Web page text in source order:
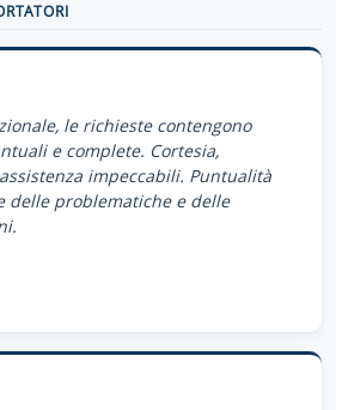
le richieste contengono
e complete. Cortesia,
impeccabili. Puntualità
delle problematiche e delle